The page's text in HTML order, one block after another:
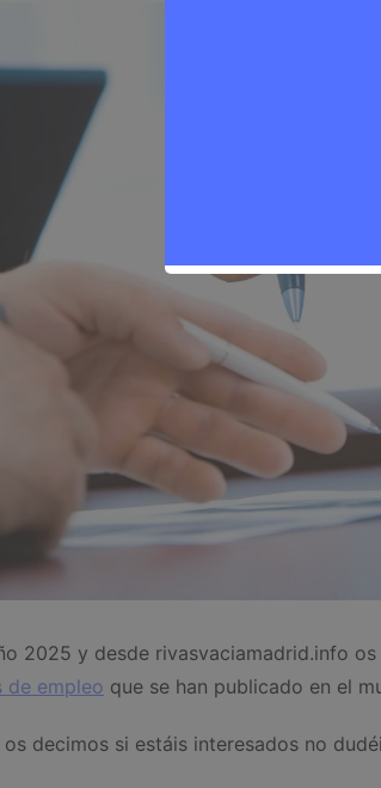
2025 y desde rivasvaciamadrid.info
de empleo que se han publicado en el
decimos si estáis interesados no